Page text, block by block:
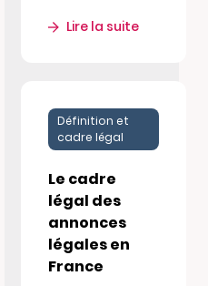
Lire la suite
Définition et
cadre légal
Le cadre
légal des
annonces
légales en
France